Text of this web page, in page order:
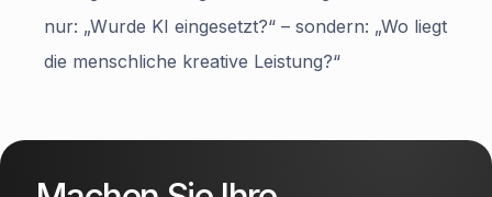
nur: „Wurde KI eingesetzt?“ – sondern: „Wo liegt
die menschliche kreative Leistung?“